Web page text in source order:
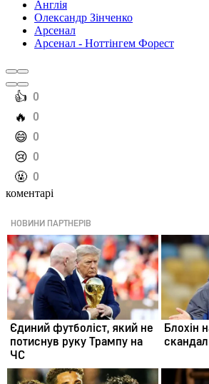
Англія
Олександр Зінченко
Арсенал
Арсенал - Ноттінгем Форест
️👍 0
️🔥 0
️😄 0
️😢 0
️🤬 0
коментарі